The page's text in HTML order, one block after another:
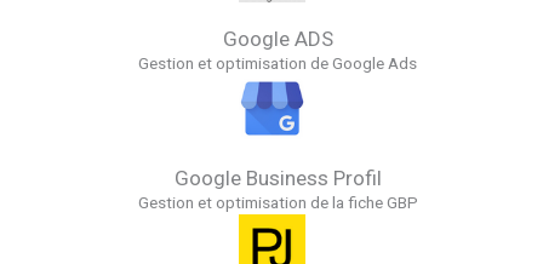
Google ADS
Gestion et optimisation de Google Ads
Google Business Profil
Gestion et optimisation de la fiche GBP